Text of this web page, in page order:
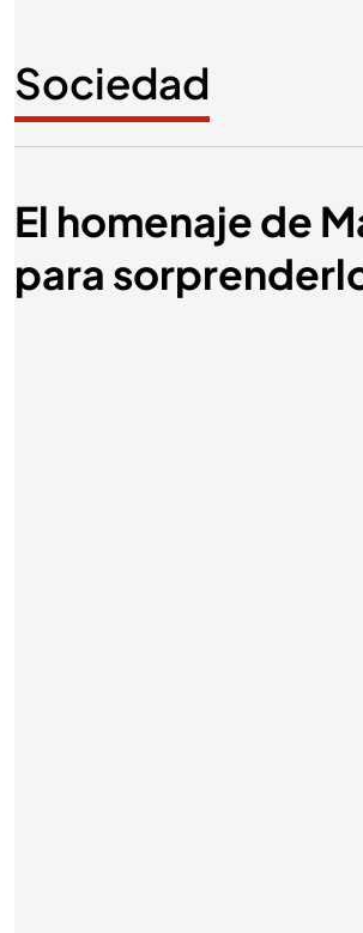
Sociedad
El homenaje de
para